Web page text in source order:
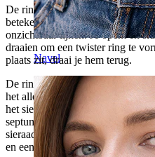
Navel
De ring die je hier ziet is een
betekent echter niet dat het geen
onzichtbaar lijken. Je opent en
draaien om een twister ring te
plaats zit, draai je hem terug.
De ring kan in verschillende
het alleen uw verbeelding en
het sieraad die de grenzen
septum, daith of in een andere
sieraad het toelaten. De ring
en een draaddikte van 1.2 mm.